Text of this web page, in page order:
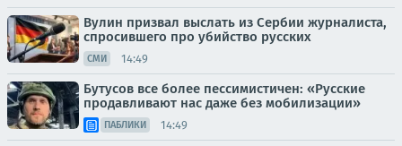
Вулин призвал выслать из Сербии журналиста,
спросившего про убийство русских
СМИ 14:49
Бутусов все более пессимистичен: «Русские
продавливают нас даже без мобилизации»
ПАБЛИКИ 14:49